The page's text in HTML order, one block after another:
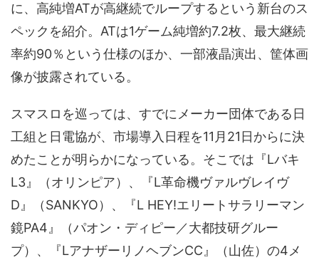
に、高純増ATが高継続でループするという新台のス
ペックを紹介。ATは1ゲーム純増約7.2枚、最大継続
率約90％という仕様のほか、一部液晶演出、筐体画
像が披露されている。
スマスロを巡っては、すでにメーカー団体である日
工組と日電協が、市場導入日程を11月21日からに決
めたことが明らかになっている。そこでは『Lバキ
L3』（オリンピア）、『L革命機ヴァルヴレイヴ
D』（SANKYO）、『L HEY!エリートサラリーマン
鏡PA4』（パオン・ディピー／大都技研グルー
プ）、『LアナザーリノヘブンCC』（山佐）の4メ